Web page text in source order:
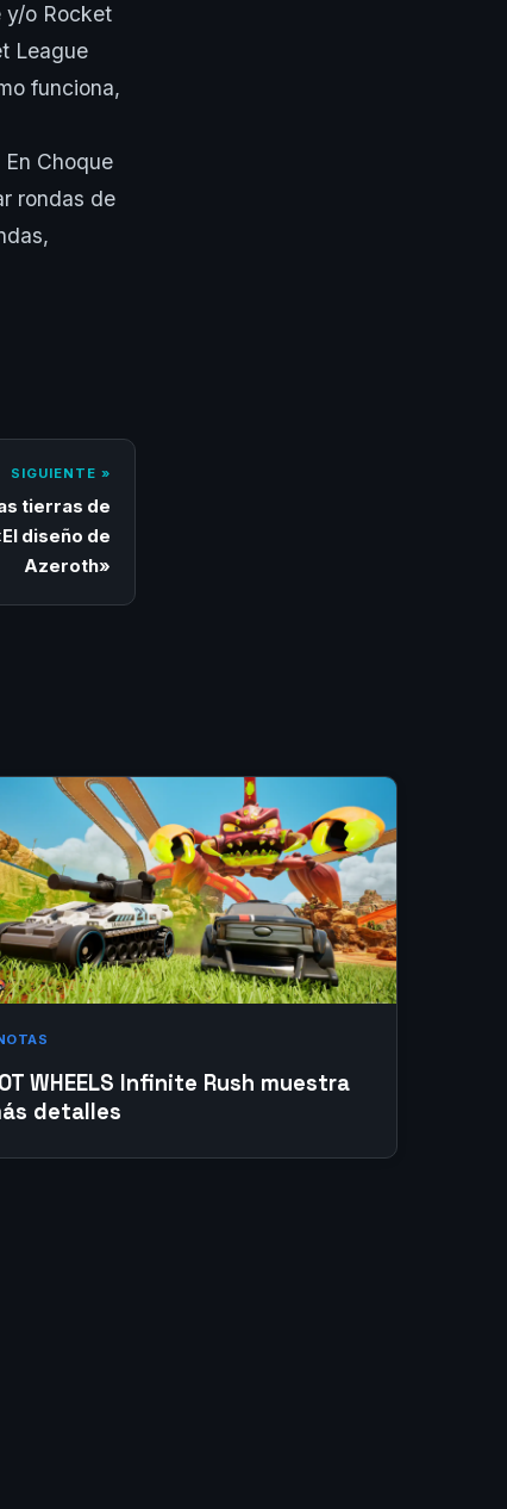
y/o Rocket
League
funciona,
En Choque
rondas de
SIGUIENTE »
tierras de
diseño de
Azeroth»
WHEELS Infinite Rush muestra
detalles